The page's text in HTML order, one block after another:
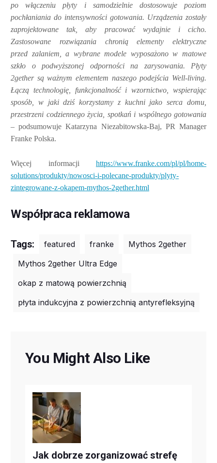
po włączeniu płyty i samodzielnie dostosowuje poziom
pochłaniania do intensywności gotowania. Urządzenia zostały
zaprojektowane tak, aby pracować wydajnie i cicho.
Zastosowane rozwiązania chronią elementy elektryczne
przed zalaniem, a wybrane modele wyposażono w matowe
szkło o podwyższonej odporności na zarysowania. Płyty
2gether są ważnym elementem naszego podejścia Well-living.
Łączą technologię, funkcjonalność i wzornictwo, wspierając
sposób, w jaki dziś korzystamy z kuchni jako serca domu,
przestrzeni codziennego życia, spotkań i wspólnego gotowania
– podsumowuje Katarzyna Niezabitowska-Baj, PR Manager
Franke Polska.
Więcej informacji https://www.franke.com/pl/pl/home-
solutions/produkty/nowosci-i-polecane-produkty/plyty-
zintegrowane-z-okapem-mythos-2gether.html
Współpraca reklamowa
Tags: featured franke
Mythos 2gether
Mythos 2gether Ultra Edge
okap z matową powierzchnią
płyta indukcyjna z powierzchnią antyrefleksyjną
You Might Also Like
Jak dobrze zorganizować strefę